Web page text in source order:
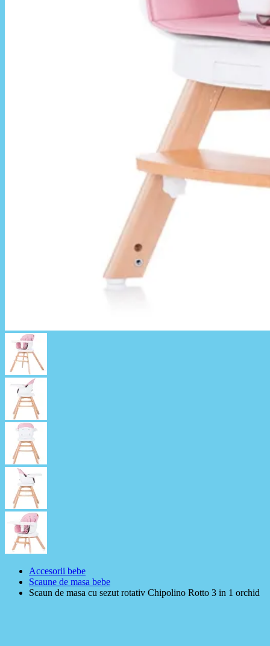
Accesorii bebe
Scaune de masa bebe
Scaun de masa cu sezut rotativ Chipolino Rotto 3 in 1 orchid